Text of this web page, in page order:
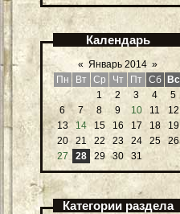
Календарь
« Январь 2014 »
Пн
Вт Ср Чт Пт Сб
Вс
1
2 3 4
5
6
7 8 9 10 11
12
13
14 15 16 17 18
19
20
21 22 23 24 25
26
27
28 29 30 31
Категории раздела